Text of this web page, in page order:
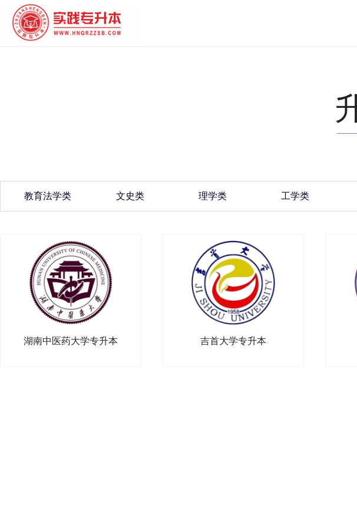
教育法学类 文史类 理学类 工学类
湖南中医药大学专升本 吉首大学专升本